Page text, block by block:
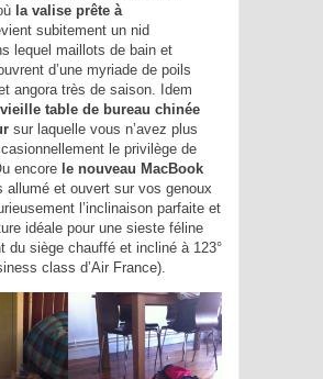
la valise prête à
subitement un nid
lequel maillots de bain et
d’une myriade de poils
angora très de saison. Idem
table de bureau chinée
sur laquelle vous n’avez plus
le privilège de
encore le nouveau MacBook
allumé et ouvert sur vos genoux
l’inclinaison parfaite et
idéale pour une sieste féline
du siège chauffé et incliné à 123°
class d’Air France).